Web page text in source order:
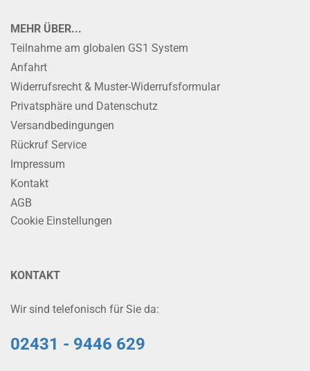
MEHR ÜBER...
Teilnahme am globalen GS1 System
Anfahrt
Widerrufsrecht & Muster-Widerrufsformular
Privatsphäre und Datenschutz
Versandbedingungen
Rückruf Service
Impressum
Kontakt
AGB
Cookie Einstellungen
KONTAKT
Wir sind telefonisch für Sie da:
02431 - 9446 629